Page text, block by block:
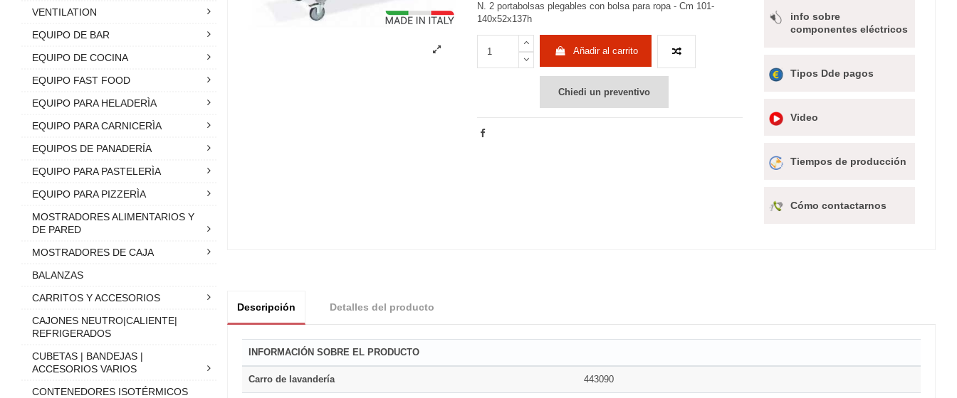
N. 2 portabolsas plegables con bolsa para ropa - Cm 101-
140x52x137h
Añadir al carrito
Chiedi un preventivo
info sobre
componentes eléctricos
Tipos Dde pagos
Video
Tiempos de producción
Cómo contactarnos
Descripción Detalles del producto
INFORMACIÓN SOBRE EL PRODUCTO
Carro de lavandería 443090
VENTILATION
EQUIPO DE BAR
EQUIPO DE COCINA
EQUIPO FAST FOOD
EQUIPO PARA HELADERÌA
EQUIPO PARA CARNICERÌA
EQUIPOS DE PANADERÍA
EQUIPO PARA PASTELERÌA
EQUIPO PARA PIZZERÌA
MOSTRADORES ALIMENTARIOS Y
DE PARED
MOSTRADORES DE CAJA
BALANZAS
CARRITOS Y ACCESORIOS
CAJONES NEUTRO|CALIENTE|
REFRIGERADOS
CUBETAS | BANDEJAS |
ACCESORIOS VARIOS
CONTENEDORES ISOTÉRMICOS